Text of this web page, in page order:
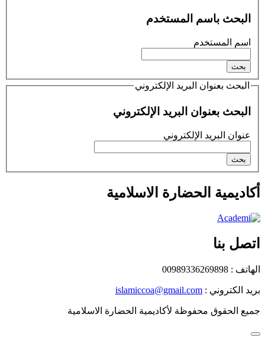
البحث باسم المستخدم
اسم المستخدم
البحث بعنوان البريد الإلكتروني
البحث بعنوان البريد الإلكتروني
عنوان البريد الإلكتروني
أكاديمية الحضارة الاسلامیة
اتصل بنا
الهاتف : 00989336269898
بريد الكتروني : islamiccoa@gmail.com
جميع الحقوق محفوظة لأكاديمية الحضارة الاسلامیة